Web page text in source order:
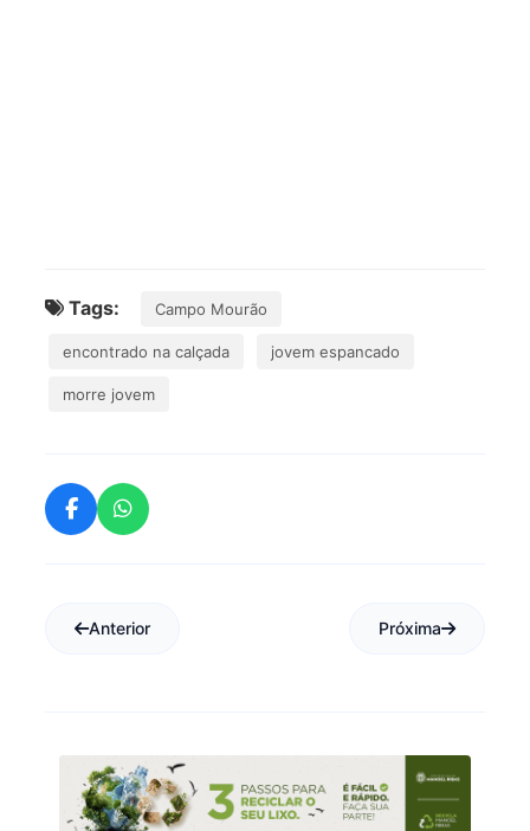
Tags: Campo Mourão
encontrado na calçada jovem espancado
morre jovem
Anterior Próxima